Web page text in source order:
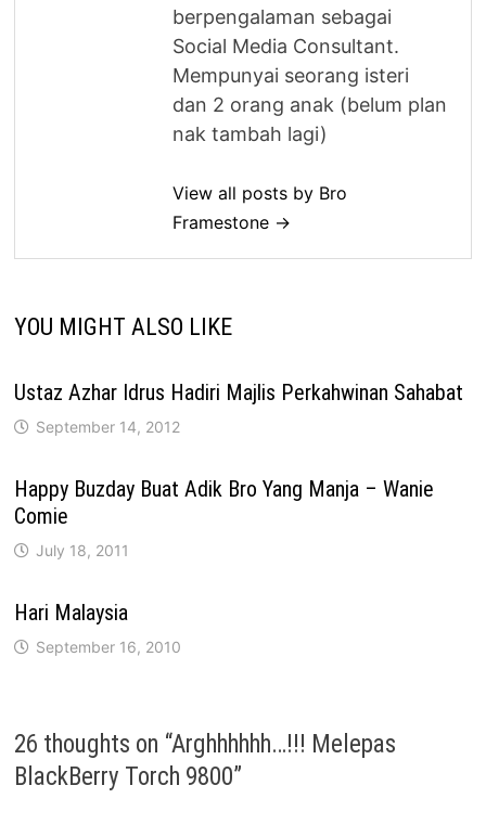
berpengalaman sebagai
Social Media Consultant.
Mempunyai seorang isteri
dan 2 orang anak (belum plan
nak tambah lagi)
View all posts by Bro
Framestone →
YOU MIGHT ALSO LIKE
Ustaz Azhar Idrus Hadiri Majlis Perkahwinan Sahabat
September 14, 2012
Happy Buzday Buat Adik Bro Yang Manja – Wanie
Comie
July 18, 2011
Hari Malaysia
September 16, 2010
26 thoughts on “Arghhhhhh…!!! Melepas
BlackBerry Torch 9800”